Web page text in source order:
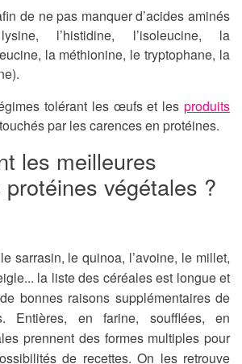
de ne pas manquer d’acides aminés
l’histidine, l’isoleucine, la
la méthionine, le tryptophane, la
tolérant les œufs et les produits
par les carences en protéines.
les meilleures
végétales ?
sarrasin, le quinoa, l’avoine, le millet,
la liste des céréales est longue et
bonnes raisons supplémentaires de
Entières, en farine, soufflées, en
prennent des formes multiples pour
de recettes. On les retrouve